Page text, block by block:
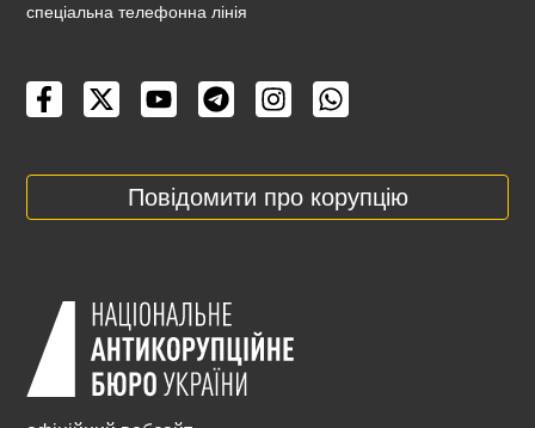
cпеціальна телефонна лінія
Повідомити про корупцію